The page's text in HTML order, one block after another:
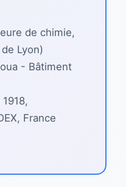
de chimie,
Lyon)
- Bâtiment
France